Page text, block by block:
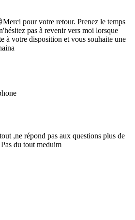
pour votre retour. Prenez le temps
pas à revenir vers moi lorsque
à votre disposition et vous souhaite une
,ne répond pas aux questions plus de
du tout meduim